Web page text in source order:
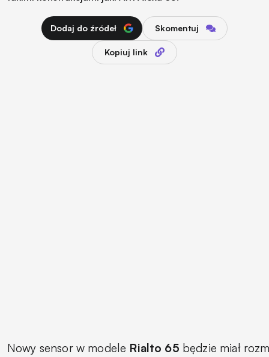
Dodaj do źródeł Skomentuj
Kopiuj link
Nowy sensor w modele Rialto 65 będzie miał